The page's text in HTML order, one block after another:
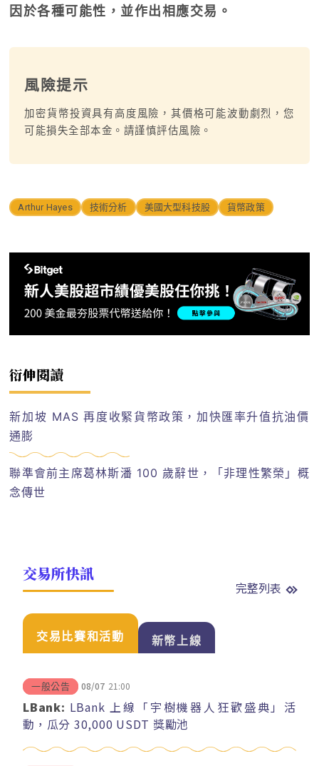
因於各種可能性，並作出相應交易。
風險提示
加密貨幣投資具有高度風險，其價格可能波動劇烈，您
可能損失全部本金。請謹慎評估風險。
Arthur Hayes 技術分析 美國大型科技股 貨幣政策
衍伸閱讀
新加坡 MAS 再度收緊貨幣政策，加快匯率升值抗油價
通膨
聯準會前主席葛林斯潘 100 歲辭世，「非理性繁榮」概
念傳世
交易所快訊
完整列表
交易比賽和活動 新幣上線
一般公告 08/07 21:00
LBank: LBank 上線「宇樹機器人狂歡盛典」活
動，瓜分 30,000 USDT 獎勵池